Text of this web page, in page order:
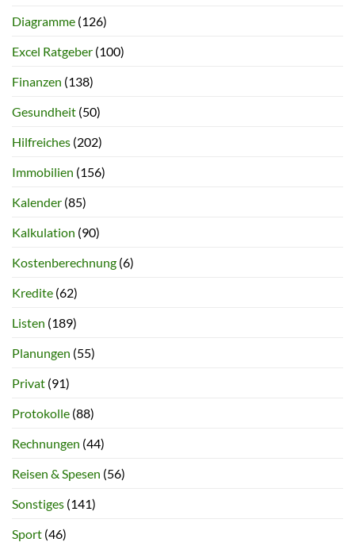
Diagramme (126)
Excel Ratgeber (100)
Finanzen (138)
Gesundheit (50)
Hilfreiches (202)
Immobilien (156)
Kalender (85)
Kalkulation (90)
Kostenberechnung (6)
Kredite (62)
Listen (189)
Planungen (55)
Privat (91)
Protokolle (88)
Rechnungen (44)
Reisen & Spesen (56)
Sonstiges (141)
Sport (46)